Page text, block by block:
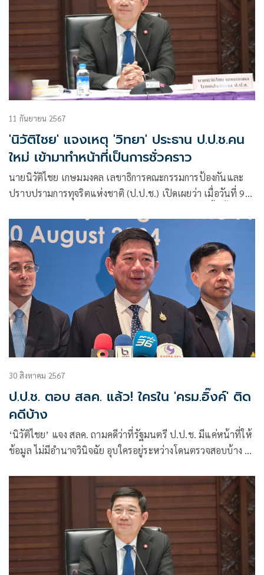
11 กันยายน 2567
'นิวัติไชย' แจงเหตุ 'วิทยา' ประธาน ป.ป.ช.คน
ใหม่ เข้ามาทำหน้าที่เป็นการชั่วคราว
นายนิวัติไชย เกษมมงคล เลขาธิการคณะกรรมการป้องกันและ
ปราบปรามการทุจริตแห่งชาติ (ป.ป.ช.) เปิดเผยว่า เมื่อวันที่ 9
6 คน
30 สิงหาคม 2567
ป.ป.ช. ตอบ สลค. แล้ว! ใครใน 'ครม.อิ๊งค์' ติด
คดีบ้าง
‘นิวัติไชย’ แจง สลค. ถามคดีว่าที่รัฐมนตรี ป.ป.ช. มีแค่หน้าที่ให้
ข้อมูล ไม่มีอำนาจวินิจฉัย อุบใครอยู่ระหว่างโดนตรวจสอบบ้าง ชี้